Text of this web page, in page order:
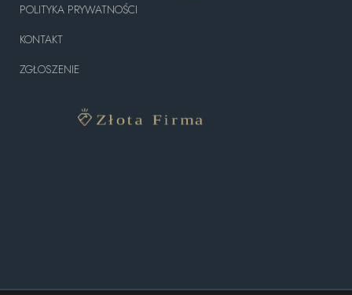
POLITYKA PRYWATNOŚCI
KONTAKT
ZGŁOSZENIE